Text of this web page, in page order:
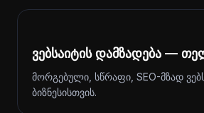
ვებსაიტის დამზადება —
მორგებული, სწრაფი, SEO-მზად
ბიზნესისთვის.